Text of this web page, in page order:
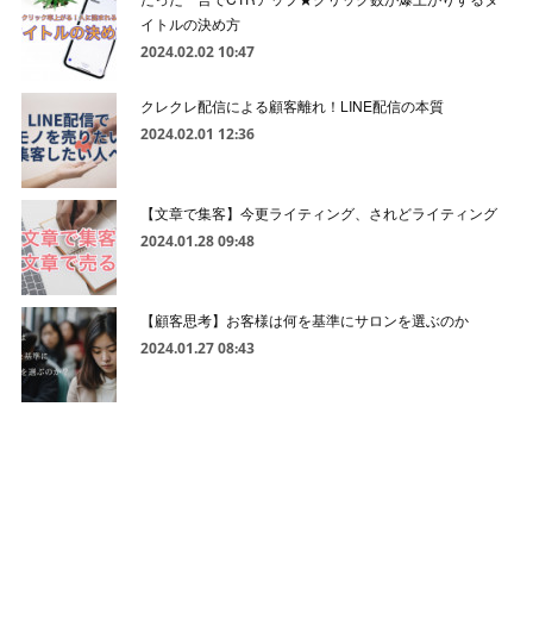
イトルの決め方
2024.02.02 10:47
クレクレ配信による顧客離れ！LINE配信の本質
2024.02.01 12:36
【文章で集客】今更ライティング、されどライティング
2024.01.28 09:48
【顧客思考】お客様は何を基準にサロンを選ぶのか
2024.01.27 08:43